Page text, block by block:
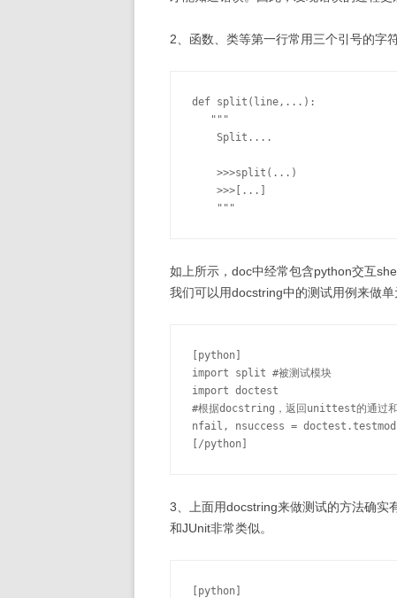
2、函数、类等第一行常用三个引号的字
def split(line,...):
   """
    Split....
    >>>split(...)
    >>>[...]
如上所示，doc中经常包含python交互
我们可以用docstring中的测试用例来做单
[python]
import split #被测试模块
import doctest
#根据docstring，返回unittest的通过和
nfail, nsuccess =
3、上面用docstring来做测试的方法确实
和JUnit非常类似。
[python]